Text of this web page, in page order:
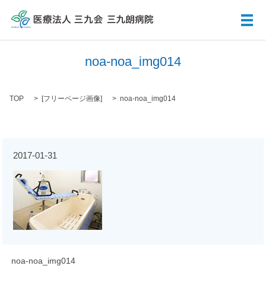
メ
noa-noa_img014
TOP [フリーページ画像] noa-noa_img014
2017-01-31
noa-noa_img014